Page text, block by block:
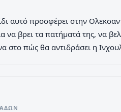
αυτό προσφέρει στην
να βρει τα πατήματά της, να
στο πώς θα αντιδράσει η